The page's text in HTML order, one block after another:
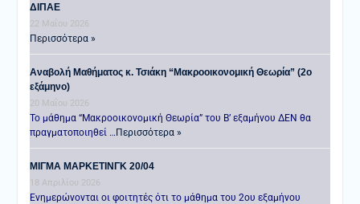
ΔΙΠΑΕ
22 Μαΐου 2026
Περισσότερα »
Αναβολή Μαθήματος κ. Τσιάκη “Μακροοικονομική Θεωρία” (2ο
εξάμηνο)
20 Μαΐου 2026
Το μάθημα “Μακροοικονομική Θεωρία” του Β’ εξαμήνου ΔΕΝ θα
πραγματοποιηθεί …Περισσότερα »
ΜΙΓΜΑ ΜΑΡΚΕΤΙΝΓΚ 20/04
18 Απριλίου 2026
Ενημερώνονται οι φοιτητές ότι το μάθημα του 2ου εξαμήνου